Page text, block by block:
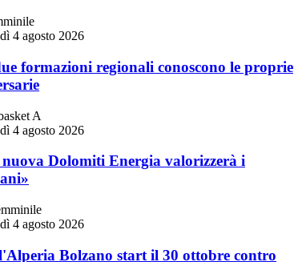
4 agosto 2026
formazioni regionali conoscono le proprie
A
4 agosto 2026
Dolomiti Energia valorizzerà i
4 agosto 2026
Bolzano start il 30 ottobre contro